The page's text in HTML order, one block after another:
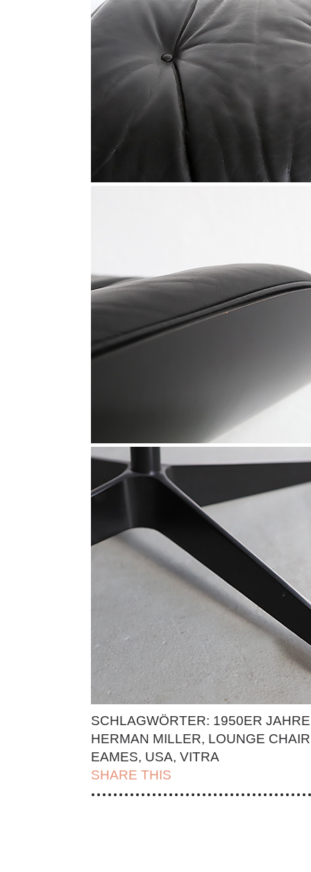
SCHLAGWÖRTER: 1950ER JAHRE
HERMAN MILLER, LOUNGE CHAIR
EAMES, USA, VITRA
SHARE THIS